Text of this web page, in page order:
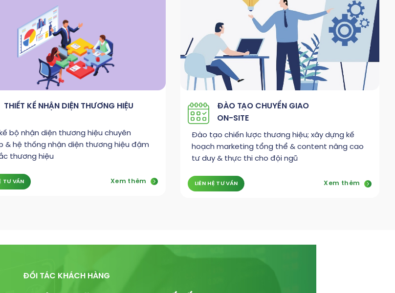
THIẾT KẾ NHẬN DIỆN THƯƠNG HIỆU
bộ nhận diện thương hiệu chuyên
& hệ thống nhận diện thương hiệu đậm
thương hiệu
TƯ VẤN Xem thêm
ĐÀO TẠO CHUYỂN GIAO
ON-SITE
Đào tạo chiến lược thương hiệu; xây dựng kế
hoạch marketing tổng thể & content nâng cao
tư duy & thực thi cho đội ngũ
LIÊN HỆ TƯ VẤN Xem thêm
ĐỐI TÁC KHÁCH HÀNG